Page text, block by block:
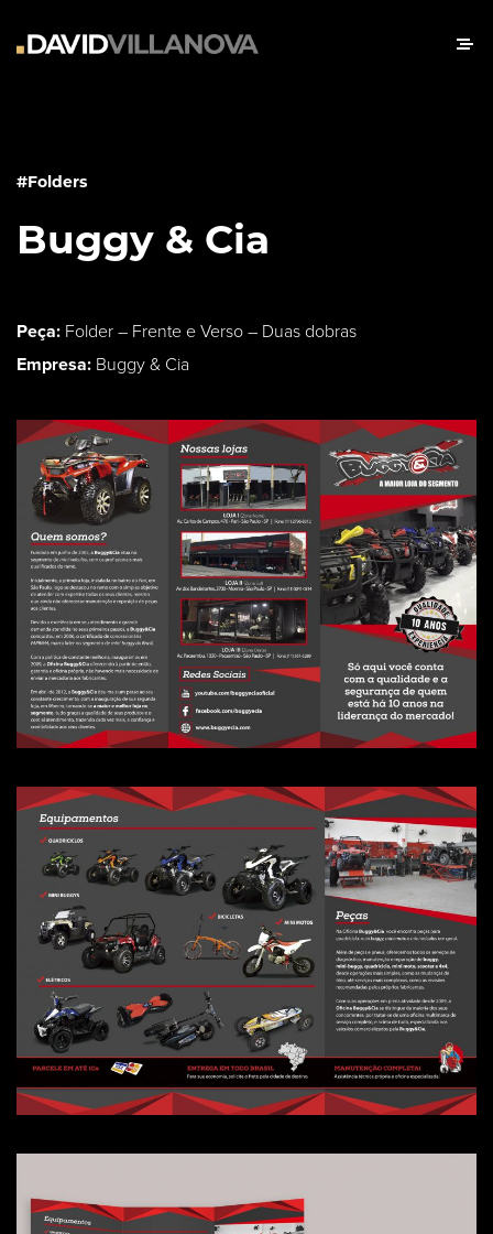
#Folders
Buggy & Cia
Peça: Folder – Frente e Verso – Duas dobras
Empresa: Buggy & Cia